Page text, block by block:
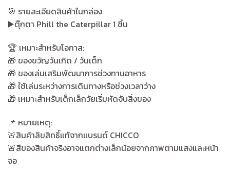
🎯 รายละเอียดสินค้าในกล่อง
▶️ตุ๊กตา Phill the Caterpillar 1 ชิ้น
🏆 เหมาะสำหรับโอกาส:
🎁 ของขวัญวันเกิด / วันเด็ก
🎁 ของเล่นเสริมพัฒนาการช่วงทานอาหาร
🎁 ใช้เล่นระหว่างการเดินทางหรือช่วงเวลาว่าง
🎁 เหมาะสำหรับเด็กเล็กวัยเริ่มหัดจับสิ่งของ
📌 หมายเหตุ:
🚨สินค้าลิขสิทธิ์แท้จากแบรนด์ CHICCO
🚨สีของสินค้าจริงอาจแตกต่างเล็กน้อยจากภาพตามแสงและหน้า
จอ